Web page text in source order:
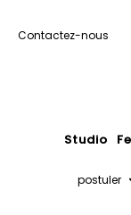
Contactez-nous
Studio
postuler